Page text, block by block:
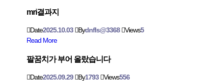
mri결과지
Date2025.10.03 Bydnfls@3368 Views5
Read More
팔꿈치가 부어 올랐습니다
Date2025.09.29 By1793 Views556